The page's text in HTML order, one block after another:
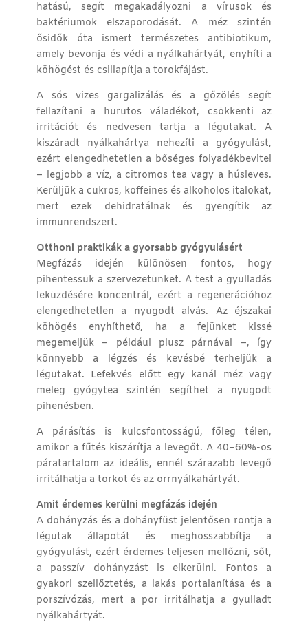
hatású, segít megakadályozni a vírusok és
baktériumok elszaporodását. A méz szintén
ősidők óta ismert természetes antibiotikum,
amely bevonja és védi a nyálkahártyát, enyhíti a
köhögést és csillapítja a torokfájást.
A sós vizes gargalizálás és a gőzölés segít
fellazítani a hurutos váladékot, csökkenti az
irritációt és nedvesen tartja a légutakat. A
kiszáradt nyálkahártya nehezíti a gyógyulást,
ezért elengedhetetlen a bőséges folyadékbevitel
– legjobb a víz, a citromos tea vagy a húsleves.
Kerüljük a cukros, koffeines és alkoholos italokat,
mert ezek dehidratálnak és gyengítik az
immunrendszert.
Otthoni praktikák a gyorsabb gyógyulásért
Megfázás idején különösen fontos, hogy
pihentessük a szervezetünket. A test a gyulladás
leküzdésére koncentrál, ezért a regenerációhoz
elengedhetetlen a nyugodt alvás. Az éjszakai
köhögés enyhíthető, ha a fejünket kissé
megemeljük – például plusz párnával –, így
könnyebb a légzés és kevésbé terheljük a
légutakat. Lefekvés előtt egy kanál méz vagy
meleg gyógytea szintén segíthet a nyugodt
pihenésben.
A párásítás is kulcsfontosságú, főleg télen,
amikor a fűtés kiszárítja a levegőt. A 40–60%-os
páratartalom az ideális, ennél szárazabb levegő
irritálhatja a torkot és az orrnyálkahártyát.
Amit érdemes kerülni megfázás idején
A dohányzás és a dohányfüst jelentősen rontja a
légutak állapotát és meghosszabbítja a
gyógyulást, ezért érdemes teljesen mellőzni, sőt,
a passzív dohányzást is elkerülni. Fontos a
gyakori szellőztetés, a lakás portalanítása és a
porszívózás, mert a por irritálhatja a gyulladt
nyálkahártyát.